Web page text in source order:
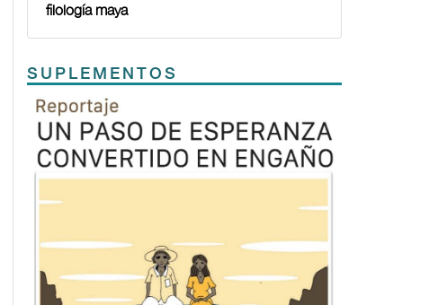
filología maya
SUPLEMENTOS